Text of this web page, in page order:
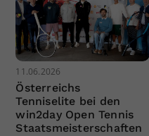
11.06.2026
Österreichs
Tenniselite bei den
win2day Open Tennis
Staatsmeisterschaften